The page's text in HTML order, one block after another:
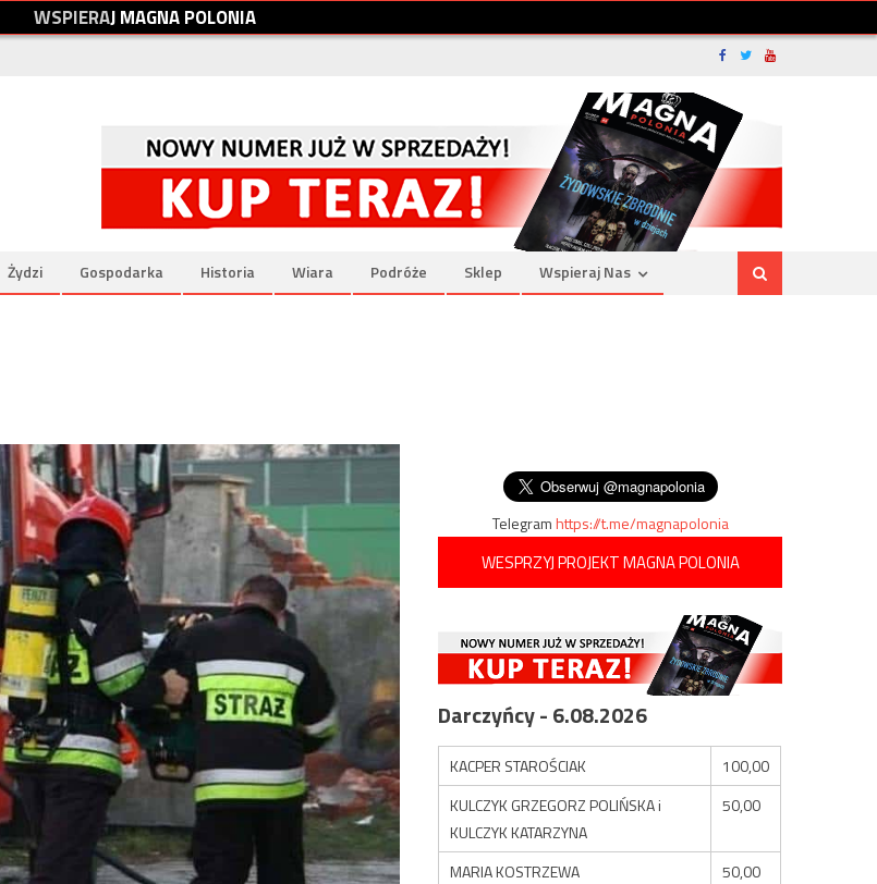
WSPIERAJMAGNAPOLONIA
Żydzi Gospodarka Historia Wiara Podróże Sklep Wspieraj Nas
Telegramhttps://t.me/magnapolonia
WESPRZYJ PROJEKT MAGNA POLONIA
Darczyńcy - 6.08.2026
KACPER STAROŚCIAK
100,00
KULCZYK GRZEGORZ POLIŃSKA i
KULCZYK KATARZYNA
50,00
MARIA KOSTRZEWA
50,00